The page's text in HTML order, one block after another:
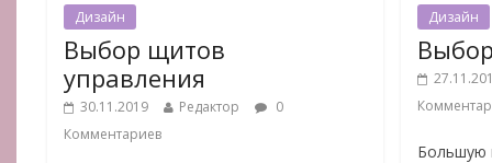
Дизайн
Выбор щитов
управления
30.11.2019 Редактор
0
Комментариев
Дизайн
Большую